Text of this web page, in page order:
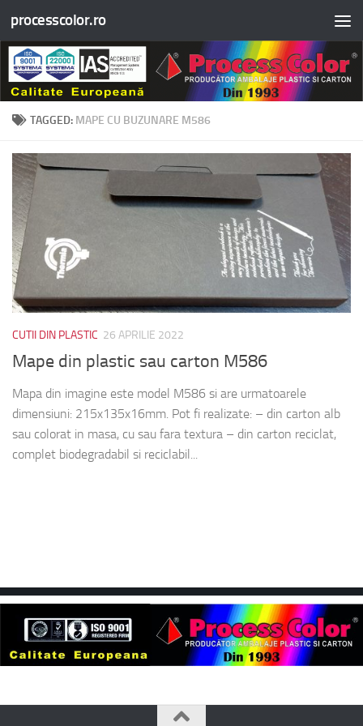
Skip to content
processcolor.ro
TAGGED: MAPE CU BUZUNARE M586
CUTII DIN PLASTIC 26 APRILIE 2022
Mape din plastic sau carton M586
Mapa din imagine este model M586 si are urmatoarele
dimensiuni: 215x135x16mm. Pot fi realizate: – din carton alb
sau colorat in masa, cu sau fara textura – din carton reciclat,
complet biodegradabil si reciclabil...